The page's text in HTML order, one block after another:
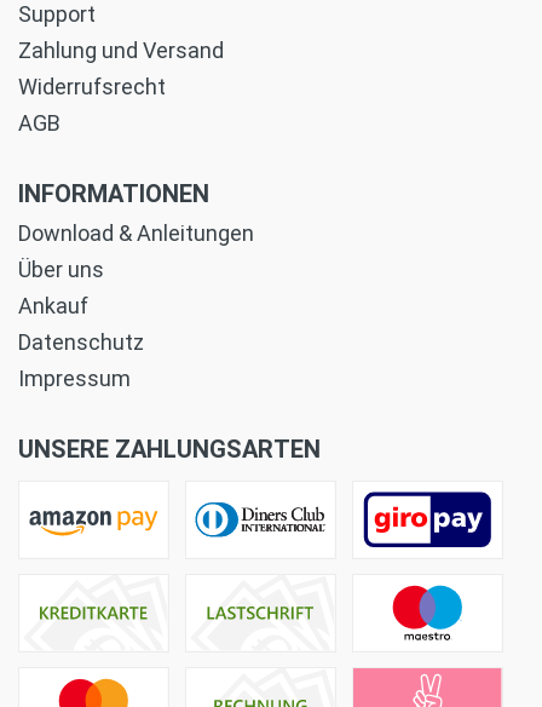
Support
Zahlung und Versand
Widerrufsrecht
AGB
INFORMATIONEN
Download & Anleitungen
Über uns
Ankauf
Datenschutz
Impressum
UNSERE ZAHLUNGSARTEN